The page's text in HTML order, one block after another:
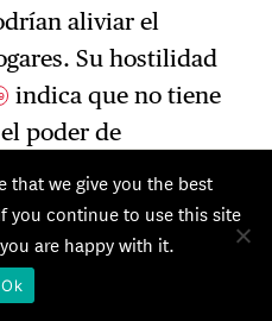
aliviar el
Su hostilidad
indica que no tiene
poder de
y el efecto
comerciales
desigual. 20
(«One Big
that we give you the best
you continue to use this site
are happy with it.
Ok